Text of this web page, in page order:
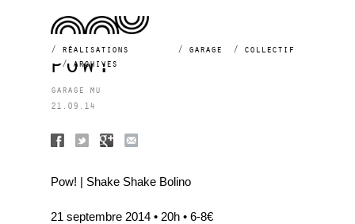
réalisations garage
collectif
archives
pow!
garage mu
21.09.14
Pow! | Shake Shake Bolino
21 septembre 2014 • 20h • 6-8€